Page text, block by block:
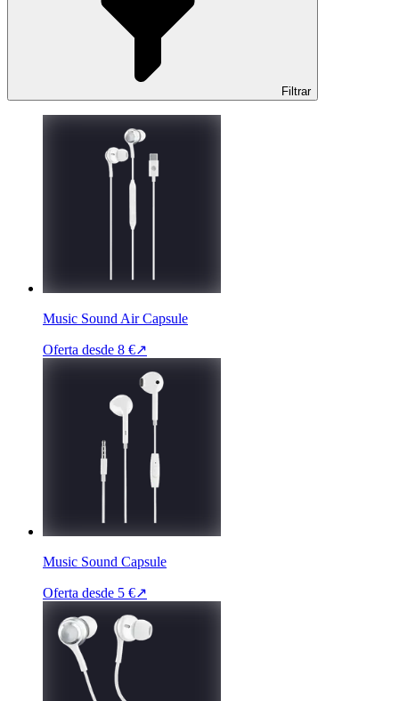
Filtrar
Music Sound Air Capsule
Oferta desde 8 €↗
Music Sound Capsule
Oferta desde 5 €↗